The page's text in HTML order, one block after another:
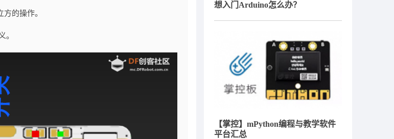
的操作。
。
想入门Arduino怎么办？
【掌控】mPython编程与教学软件
平台汇总